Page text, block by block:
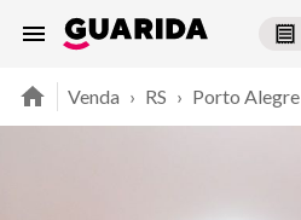
Venda › RS › Porto Alegre